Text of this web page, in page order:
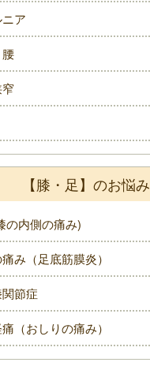
ア
【膝・足】のお悩み
の内側の痛み)
み（足底筋膜炎）
節症
（おしりの痛み）